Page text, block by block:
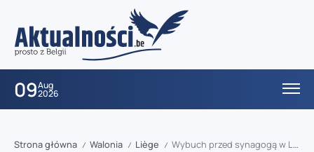
09Aug
2026
Strona główna / Walonia / Liège / Wybuch przed synagogą w Liège – siedem osób zatrzymanych po serii przeszukań